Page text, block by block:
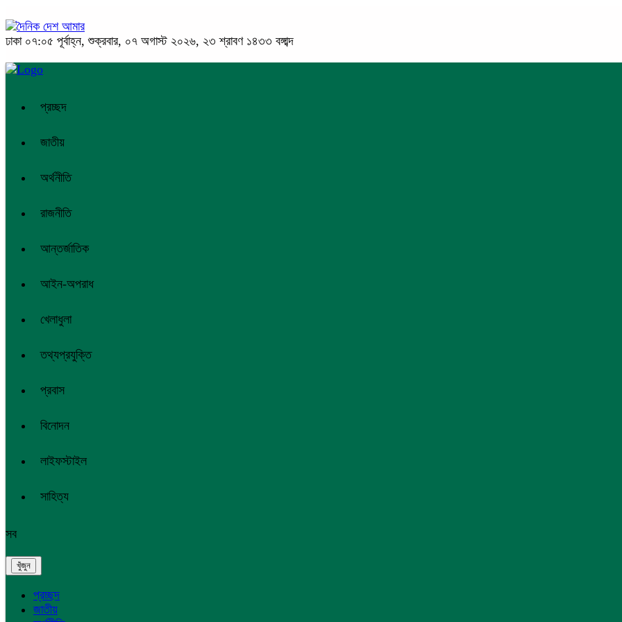
ঢাকা ০৭:০৫ পূর্বাহ্ন, শুক্রবার, ০৭ অগাস্ট ২০২৬, ২৩ শ্রাবণ ১৪৩৩ বঙ্গাব্দ
প্রচ্ছদ
জাতীয়
অর্থনীতি
রাজনীতি
আন্তর্জাতিক
আইন-অপরাধ
খেলাধুলা
তথ্যপ্রযুক্তি
প্রবাস
বিনোদন
লাইফস্টাইল
সাহিত্য
সব
প্রচ্ছদ
জাতীয়